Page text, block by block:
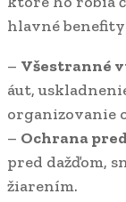
hlavné
– Všestranné
áut,
organizovanie
– Ochrana
pred dažďom,
žiarením.